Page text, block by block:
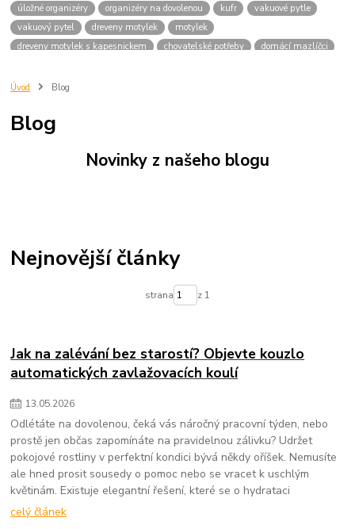
úložné organizéry
organizéry na dovolenou kufr
vakuové pytle
vakuový pytel
dreveny motylek
motylek
dreveny motylek s kapesnickem
chovatelské potřeby
domácí mazlíčci
oblečení
doplňky
aqualoon
Úvod Blog
Blog
Novinky z našeho blogu
Nejnovější články
strana z 1
Jak na zalévání bez starostí? Objevte kouzlo
automatických zavlažovacích koulí
13.05.2026
Odlétáte na dovolenou, čeká vás náročný pracovní týden, nebo
prostě jen občas zapomínáte na pravidelnou zálivku? Udržet
pokojové rostliny v perfektní kondici bývá někdy oříšek. Nemusíte
ale hned prosit sousedy o pomoc nebo se vracet k uschlým
květinám. Existuje elegantní řešení, které se o hydrataci
celý článek